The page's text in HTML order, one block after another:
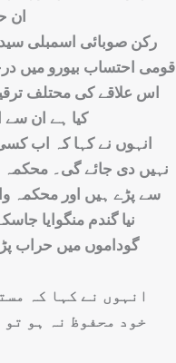
ان
رکن صوبائی اسمبلی
قومی احتساب بیورو میں
اس علاقے کی محتلف
کیا ہے ان سے
انہوں نے کہا کہ اب
نہیں دی جائے گی۔ محکمہ
سے پڑے ہیں اور محکمہ
نیا گندم منگوایا
گوداموں میں حراب
انہوں نے کہا کہ
خود محفوظ نہ ہو